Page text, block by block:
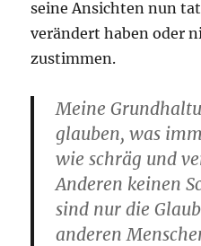
seine Ansichten nun
verändert haben oder
zustimmen.
Meine
glauben, was
wie schräg und
Anderen keinen
sind nur die
anderen